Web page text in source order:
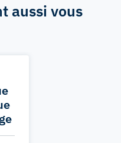
aussi vous